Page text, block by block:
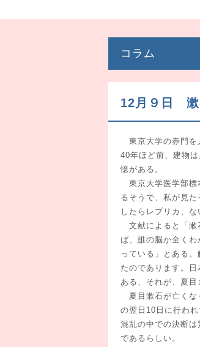
コラム
12月９日 漱
東京大学の赤門を
40年ほど前、建物
憶がある。
東京大学医学部標
るそうで、私が見
したらレプリカ、
文献によると「漱
ば、誰の脳か全く
っている」とある
たのであります。
ある、それが、夏目
夏目漱石が亡くな
の翌日10日に行わ
混乱の中での決断は
であるらしい。